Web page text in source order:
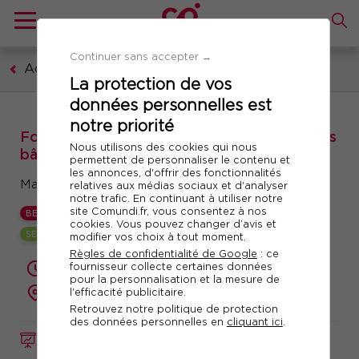
Continuer sans accepter →
La protection de vos
données personnelles est
notre priorité
Nous utilisons des cookies qui nous
permettent de personnaliser le contenu et
les annonces, d'offrir des fonctionnalités
relatives aux médias sociaux et d'analyser
notre trafic. En continuant à utiliser notre
site Comundi.fr, vous consentez à nos
cookies. Vous pouvez changer d’avis et
modifier vos choix à tout moment.
Règles de confidentialité de Google : ce
fournisseur collecte certaines données
pour la personnalisation et la mesure de
l'efficacité publicitaire.
Retrouvez notre politique de protection
des données personnelles en cliquant ici
Achats et services généraux
Formation : Optimiser la maintenance de vos
bâtiments
Maintenir votre patrimoine dans le marché
BEST
SESSION GARANTIE
2 jours (14 heures)
présentiel ou à distance